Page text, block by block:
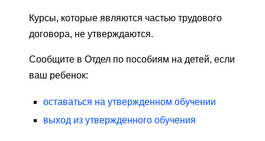
Курсы, которые являются частью трудового
договора, не утверждаются.
Сообщите в Отдел по пособиям на детей, если
ваш ребенок:
оставаться на утвержденном обучении
выход из утвержденного обучения